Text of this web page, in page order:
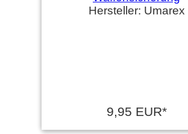
Hersteller: Umarex
9,95 EUR*